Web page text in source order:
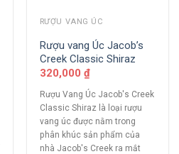
RƯỢU VANG ÚC
Rượu vang Úc Jacob’s
Creek Classic Shiraz
320,000 ₫
Rượu Vang Úc Jacob's Creek
Classic Shiraz là loại rượu
vang úc được nằm trong
phân khúc sản phẩm của
nhà Jacob's Creek ra mắt